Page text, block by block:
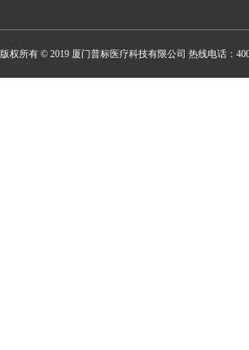
版权所有 © 2019 厦门普标医疗科技有限公司 热线电话：